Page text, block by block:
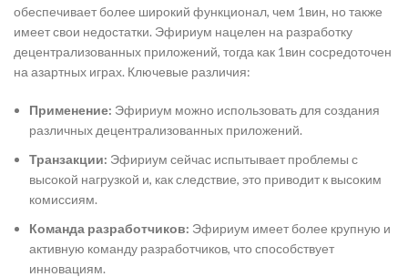
обеспечивает более широкий функционал, чем 1вин, но также
имеет свои недостатки. Эфириум нацелен на разработку
децентрализованных приложений, тогда как 1вин сосредоточен
на азартных играх. Ключевые различия:
Применение: Эфириум можно использовать для создания
различных децентрализованных приложений.
Транзакции: Эфириум сейчас испытывает проблемы с
высокой нагрузкой и, как следствие, это приводит к высоким
комиссиям.
Команда разработчиков: Эфириум имеет более крупную и
активную команду разработчиков, что способствует
инновациям.